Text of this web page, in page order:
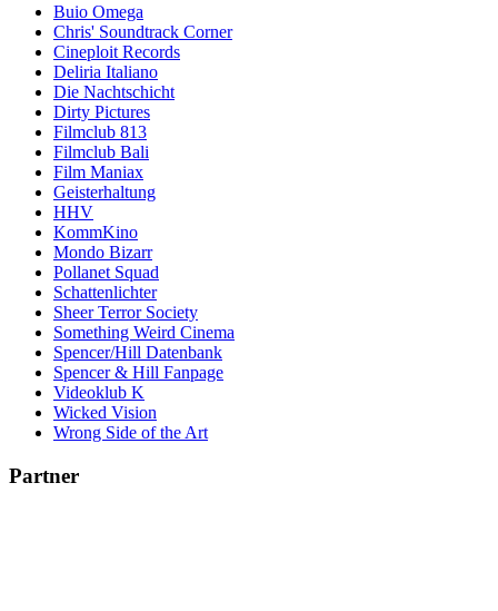
Buio Omega
Chris' Soundtrack Corner
Cineploit Records
Deliria Italiano
Die Nachtschicht
Dirty Pictures
Filmclub 813
Filmclub Bali
Film Maniax
Geisterhaltung
HHV
KommKino
Mondo Bizarr
Pollanet Squad
Schattenlichter
Sheer Terror Society
Something Weird Cinema
Spencer/Hill Datenbank
Spencer & Hill Fanpage
Videoklub K
Wicked Vision
Wrong Side of the Art
Partner